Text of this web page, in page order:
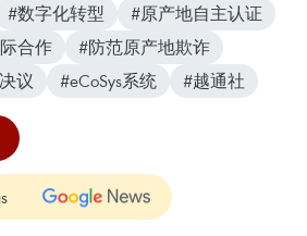
#数字化转型
#原产地自主认证
合作
#防范原产地欺诈
议 #eCoSys系统 #越通社